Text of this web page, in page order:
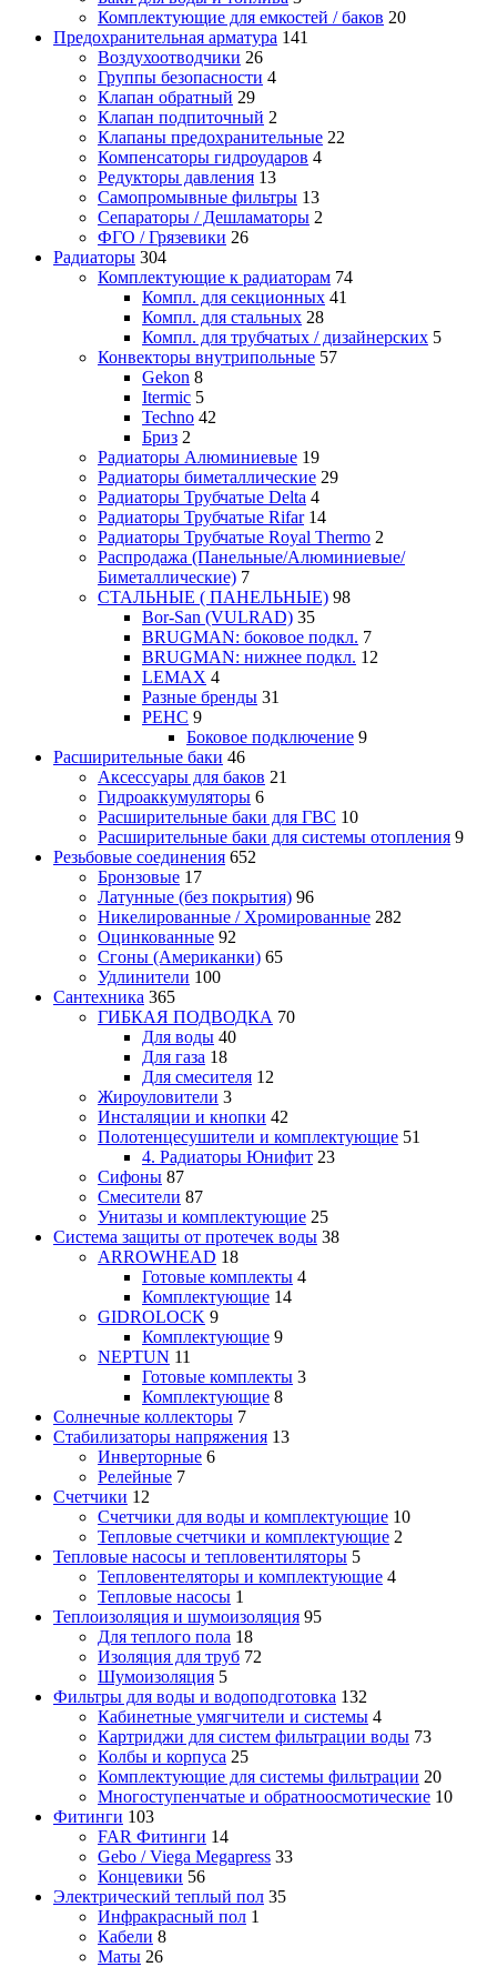
Комплектующие для емкостей / баков 20
Предохранительная арматура 141
Воздухоотводчики 26
Группы безопасности 4
Клапан обратный 29
Клапан подпиточный 2
Клапаны предохранительные 22
Компенсаторы гидроударов 4
Редукторы давления 13
Самопромывные фильтры 13
Сепараторы / Дешламаторы 2
ФГО / Грязевики 26
Радиаторы 304
Комплектующие к радиаторам 74
Компл. для секционных 41
Компл. для стальных 28
Компл. для трубчатых / дизайнерских 5
Конвекторы внутрипольные 57
Gekon 8
Itermic 5
Techno 42
Бриз 2
Радиаторы Алюминиевые 19
Радиаторы биметаллические 29
Радиаторы Трубчатые Delta 4
Радиаторы Трубчатые Rifar 14
Радиаторы Трубчатые Royal Thermo 2
Распродажа (Панельные/Алюминиевые/
Биметаллические) 7
СТАЛЬНЫЕ ( ПАНЕЛЬНЫЕ) 98
Bor-San (VULRAD) 35
BRUGMAN: боковое подкл. 7
BRUGMAN: нижнее подкл. 12
LEMAX 4
Разные бренды 31
РЕНС 9
Боковое подключение 9
Расширительные баки 46
Аксессуары для баков 21
Гидроаккумуляторы 6
Расширительные баки для ГВС 10
Расширительные баки для системы отопления 9
Резьбовые соединения 652
Бронзовые 17
Латунные (без покрытия) 96
Никелированные / Хромированные 282
Оцинкованные 92
Сгоны (Американки) 65
Удлинители 100
Сантехника 365
ГИБКАЯ ПОДВОДКА 70
Для воды 40
Для газа 18
Для смесителя 12
Жироуловители 3
Инсталяции и кнопки 42
Полотенцесушители и комплектующие 51
4. Радиаторы Юнифит 23
Сифоны 87
Смесители 87
Унитазы и комплектующие 25
Система защиты от протечек воды 38
ARROWHEAD 18
Готовые комплекты 4
Комплектующие 14
GIDROLOCK 9
Комплектующие 9
NEPTUN 11
Готовые комплекты 3
Комплектующие 8
Солнечные коллекторы 7
Стабилизаторы напряжения 13
Инверторные 6
Релейные 7
Счетчики 12
Счетчики для воды и комплектующие 10
Тепловые счетчики и комплектующие 2
Тепловые насосы и тепловентиляторы 5
Тепловентеляторы и комплектующие 4
Тепловые насосы 1
Теплоизоляция и шумоизоляция 95
Для теплого пола 18
Изоляция для труб 72
Шумоизоляция 5
Фильтры для воды и водоподготовка 132
Кабинетные умягчители и системы 4
Картриджи для систем фильтрации воды 73
Колбы и корпуса 25
Комплектующие для системы фильтрации 20
Многоступенчатые и обратноосмотические 10
Фитинги 103
FAR Фитинги 14
Gebo / Viega Megapress 33
Концевики 56
Электрический теплый пол 35
Инфракрасный пол 1
Кабели 8
Маты 26